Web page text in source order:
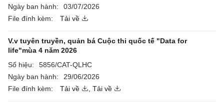
Ngày ban hành:
03/07/2026
File đính kèm:
Tải về
V.v tuyên truyền, quản bá Cuộc thi quốc tế "Data for
life"mùa 4 năm 2026
Số hiệu:
5856/CAT-QLHC
Ngày ban hành:
29/06/2026
File đính kèm:
Tải về Tải về